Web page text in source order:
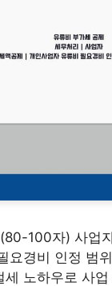
100자) 사업
요경비 인정 범
세 노하우로 사